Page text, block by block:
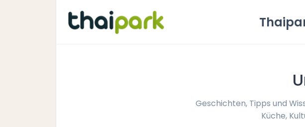
Geschichten, Tipps und
Küche,